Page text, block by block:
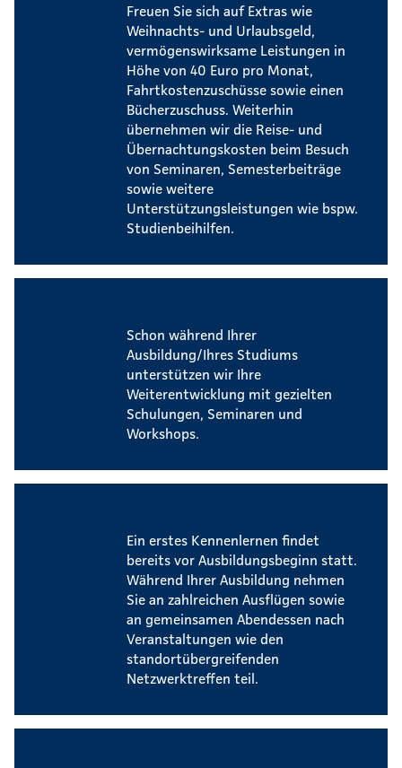
Freuen Sie sich auf Extras wie
Weihnachts- und Urlaubsgeld,
vermögenswirksame Leistungen in
Höhe von 40 Euro pro Monat,
Fahrtkostenzuschüsse sowie einen
Bücherzuschuss. Weiterhin
übernehmen wir die Reise- und
Übernachtungskosten beim Besuch
von Seminaren, Semesterbeiträge
sowie weitere
Unterstützungsleistungen wie bspw.
Studienbeihilfen.
Schon während Ihrer
Ausbildung/Ihres Studiums
unterstützen wir Ihre
Weiterentwicklung mit gezielten
Schulungen, Seminaren und
Workshops.
Ein erstes Kennenlernen findet
bereits vor Ausbildungsbeginn statt.
Während Ihrer Ausbildung nehmen
Sie an zahlreichen Ausflügen sowie
an gemeinsamen Abendessen nach
Veranstaltungen wie den
standortübergreifenden
Netzwerktreffen teil.